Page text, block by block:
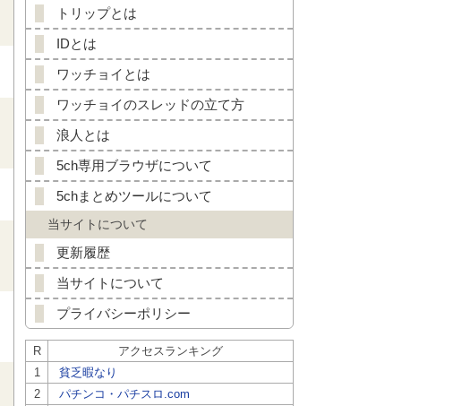
トリップとは
IDとは
ワッチョイとは
ワッチョイのスレッドの立て方
浪人とは
5ch専用ブラウザについて
5chまとめツールについて
当サイトについて
更新履歴
当サイトについて
プライバシーポリシー
R
アクセスランキング
1
貧乏暇なり
2
パチンコ・パチスロ.com